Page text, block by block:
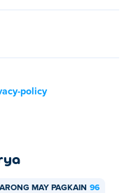
policy
MAY PAGKAIN 96